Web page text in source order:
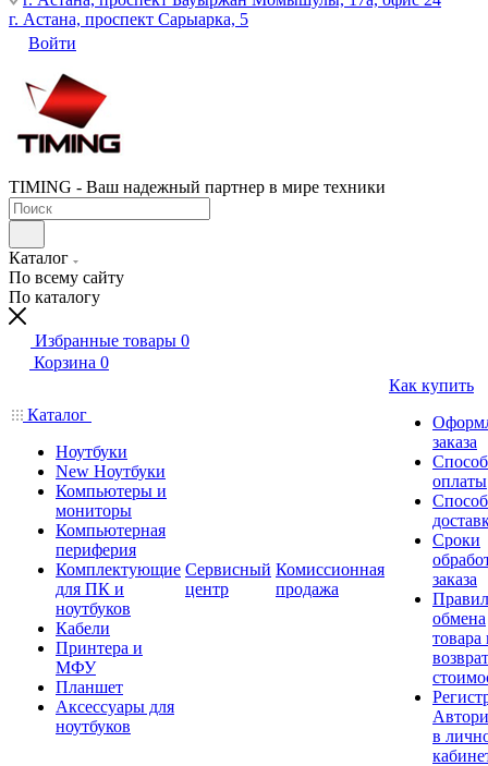
г. Астана, проспект Сарыарка, 5
Войти
TIMING - Ваш надежный партнер в мире техники
Каталог
По всему сайту
По каталогу
Избранные товары 0
Корзина 0
Каталог
Ноутбуки
New Ноутбуки
Компьютеры и
мониторы
Компьютерная
периферия
Комплектующие
для ПК и
ноутбуков
Кабели
Принтера и
МФУ
Планшет
Аксессуары для
ноутбуков
Сервисный
центр
Комиссионная
продажа
Как купить
заказа
оплаты
Сроки
заказа
обмена
товара
в